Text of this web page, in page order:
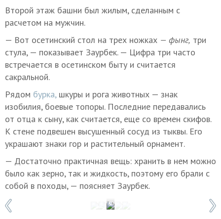
Второй этаж башни был жилым, сделанным с
расчетом на мужчин.
— Вот осетинский стол на трех ножках — фынг, три
стула, — показывает Заурбек. — Цифра три часто
встречается в осетинском быту и считается
сакральной.
Рядом бурка,шкуры и рога животных — знак
изобилия, боевые топоры. Последние передавались
от отца к сыну, как считается, еще со времен скифов.
К стене подвешен высушенный сосуд из тыквы. Его
украшают знаки гор и растительный орнамент.
— Достаточно практичная вещь: хранить в нем можно
было как зерно, так и жидкость, поэтому его брали с
собой в походы, — поясняет Заурбек.
Фото: Анна Кабисова
1 / 5